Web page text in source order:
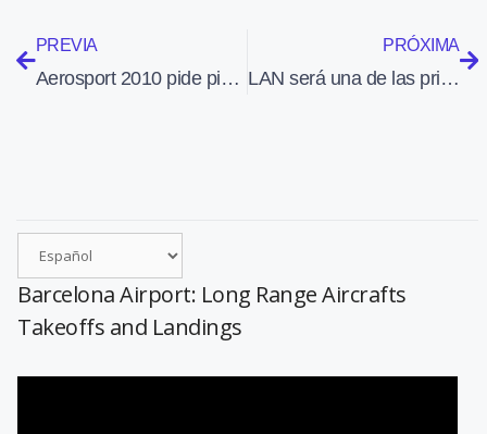
PREVIA
Aerosport 2010 pide pista para el despegue
PRÓXIMA
LAN será una de las primeras aerolíneas del mundo en recibir los nuevos Boeing 787 Dreamliner
Barcelona Airport: Long Range Aircrafts
Takeoffs and Landings